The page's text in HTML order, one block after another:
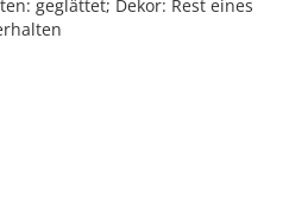
geglättet; Dekor: Rest eines